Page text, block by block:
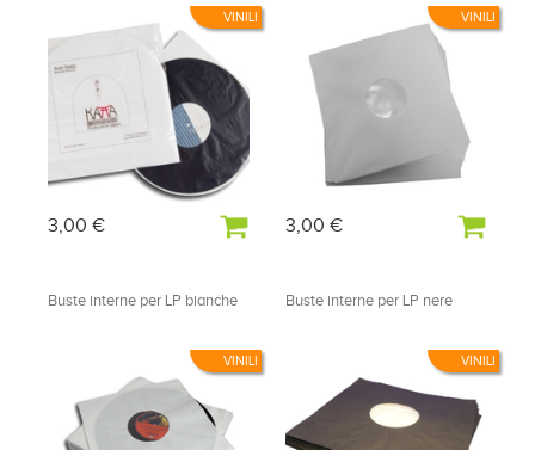
VINILI
3,00 €
VINILI
3,00 €
VINILI
Buste interne per LP bianche
VINILI
Buste interne per LP nere